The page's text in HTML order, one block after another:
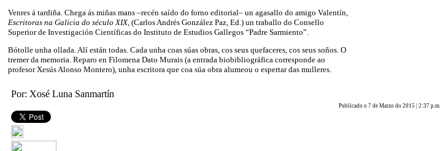
Venres á tardiña. Chega ás miñas mans –recén saído do forno editorial– un agasallo do amigo Valentín,
Escritoras na Galicia do século XIX, (Carlos Andrés González Paz, Ed.) un traballo do Consello
Superior de Investigación Científicas do Instituto de Estudios Gallegos “Padre Sarmiento”.
Bótolle unha ollada. Alí están todas. Cada unha coas súas obras, cos seus quefaceres, cos seus soños. O
tremer da memoria. Reparo en Filomena Dato Murais (a entrada biobibliográfica corresponde ao
profesor Xesús Alonso Montero), unha escritora que coa súa obra alumeou o espertar das mulleres.
Por: Xosé Luna Sanmartín
Publicado o 7 de Marzo do 2015 | 2:37 p.m.